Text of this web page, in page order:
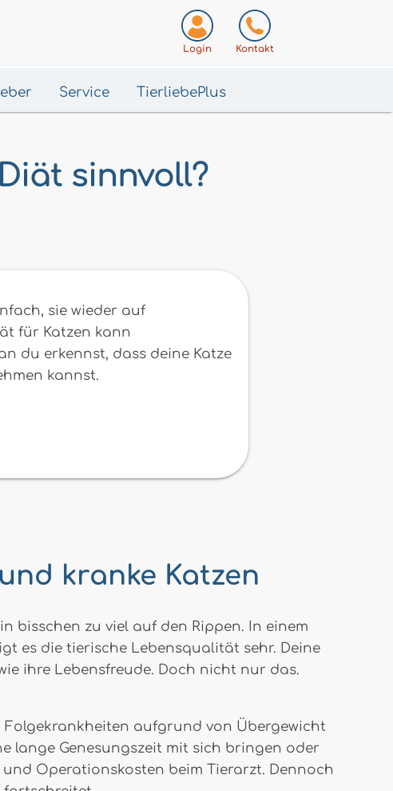
Login Kontakt
Service TierliebePlus
sinnvoll?
sie wieder auf
für Katzen kann
du erkennst, dass deine Katze
kannst.
kranke Katzen
bisschen zu viel auf den Rippen. In einem
es die tierische Lebensqualität sehr. Deine
ihre Lebensfreude. Doch nicht nur das.
Folgekrankheiten aufgrund von Übergewicht
lange Genesungszeit mit sich bringen oder
Operationskosten beim Tierarzt. Dennoch